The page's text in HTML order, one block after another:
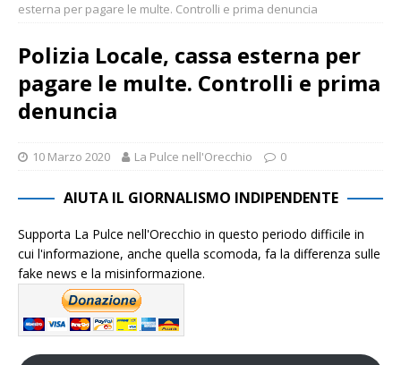
esterna per pagare le multe. Controlli e prima denuncia
Polizia Locale, cassa esterna per
pagare le multe. Controlli e prima
denuncia
10 Marzo 2020 La Pulce nell'Orecchio 0
AIUTA IL GIORNALISMO INDIPENDENTE
Supporta La Pulce nell'Orecchio in questo periodo difficile in
cui l'informazione, anche quella scomoda, fa la differenza sulle
fake news e la misinformazione.